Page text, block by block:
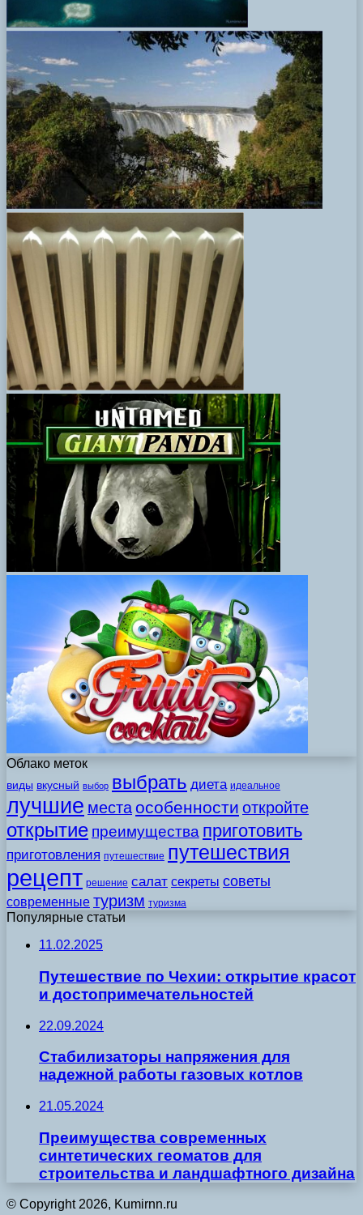
Облако меток
виды вкусный выбор выбрать диета идеальное
лучшие места особенности откройте
открытие преимущества приготовить
приготовления путешествие путешествия
рецепт решение салат секреты советы
современные туризм туризма
Популярные статьи
11.02.2025
Путешествие по Чехии: открытие красот
и достопримечательностей
22.09.2024
Стабилизаторы напряжения для
надежной работы газовых котлов
21.05.2024
Преимущества современных
синтетических геоматов для
строительства и ландшафтного дизайна
© Copyright 2026, Kumirnn.ru